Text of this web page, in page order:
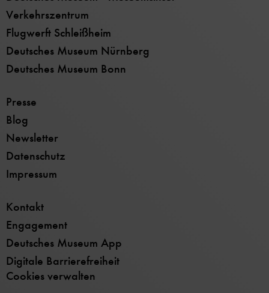
Verkehrszentrum
Flugwerft Schleißheim
Deutsches Museum Nürnberg
Deutsches Museum Bonn
Presse
Blog
Newsletter
Datenschutz
Impressum
Kontakt
Engagement
Deutsches Museum App
Digitale Barrierefreiheit
Cookies verwalten